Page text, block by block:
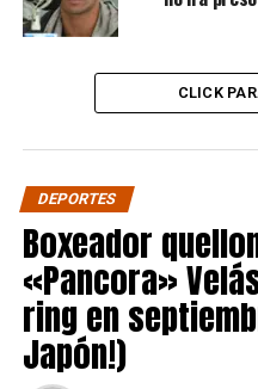
CLICK
DEPORTES
Boxeador
«Pancora»
ring en
Japón!)